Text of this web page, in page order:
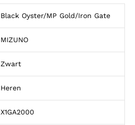
Black Oyster/MP Gold/Iron Gate
MIZUNO
Zwart
Heren
X1GA2000